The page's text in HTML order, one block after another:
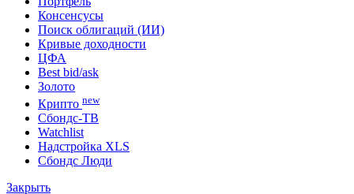
Войти Зарегистрироваться
Портфель
Консенсусы
Поиск облигаций (ИИ)
Кривые доходности
ЦФА
Best bid/ask
Золото
Крипто new
Watchlist